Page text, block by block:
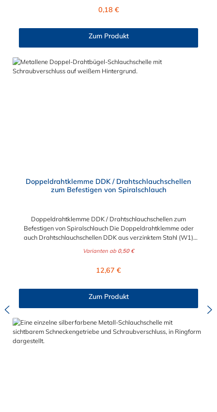
Multitalent zum Einsatz. Der Spannbereich der
kann zwischen 6,6 mm und 22,6 mm gewählt werden.
Regulärer Preis:
0,18 €
Zum Produkt
Doppeldrahtklemme DDK / Drahtschlauchschellen
zum Befestigen von Spiralschlauch
Doppeldrahtklemme DDK / Drahtschlauchschellen zum
Befestigen von Spiralschlauch Die Doppeldrahtklemme oder
auch Drahtschlauchschellen DDK aus verzinktem Stahl (W1)
Befestigung von Vakuumschlauch, Spiralschlauch oder anderen
(verzinkter Stahl) ist für Anwendungen mit geringer
angegebene Spannbereich entspricht dem Innendurchmesser
entsprechende Schlauch befestigt werden kann.
Varianten ab 0,50 €
Regulärer Preis:
12,67 €
Zum Produkt